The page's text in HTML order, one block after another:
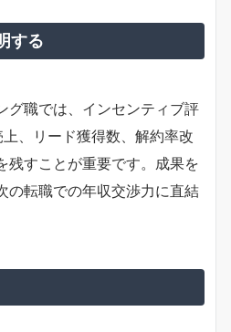
する
グ職では、インセンティブ評
、リード獲得数、解約率改
残すことが重要です。成果を
の転職での年収交渉力に直結